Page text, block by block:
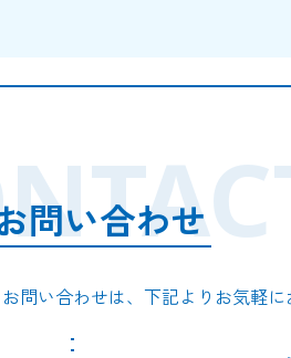
問い合わせ
問い合わせは、下記よりお気軽に